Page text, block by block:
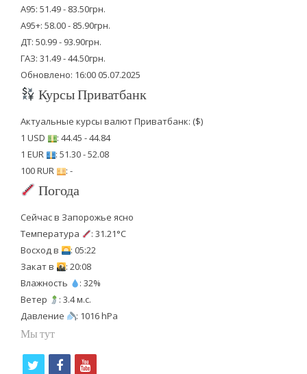
А95: 51.49 - 83.50грн.
А95+: 58.00 - 85.90грн.
ДТ: 50.99 - 93.90грн.
ГАЗ: 31.49 - 44.50грн.
Обновлено: 16:00 05.07.2025
Курсы Приватбанк
Актуальные курсы валют Приватбанк: ($)
1 USD
: 44.45 - 44.84
1 EUR
: 51.30 - 52.08
100 RUR
: -
Погода
Сейчас в Запорожье ясно
Температура
: 31.21°C
Восход в
: 05:22
Закат в
: 20:08
Влажность
: 32%
Ветер
: 3.4 м.с.
Давление
: 1016 hPa
Мы тут
f
y